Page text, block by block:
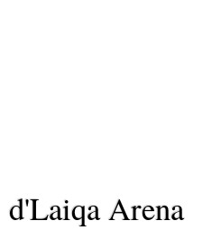
d'Laiqa Arena